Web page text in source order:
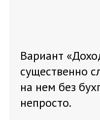
Вариант
существенно
на нем без
непросто.